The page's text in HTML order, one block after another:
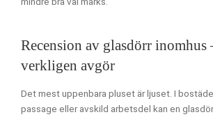
Recension av glasdörr inomhus
verkligen avgör
Det mest uppenbara pluset är ljuset. I
passage eller avskild arbetsdel kan en